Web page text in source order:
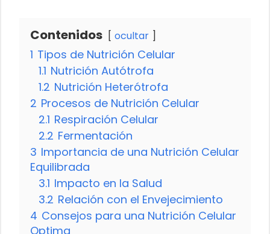
Contenidos ocultar
1 Tipos de Nutrición Celular
1.1 Nutrición Autótrofa
1.2 Nutrición Heterótrofa
2 Procesos de Nutrición Celular
2.1 Respiración Celular
2.2 Fermentación
3 Importancia de una Nutrición Celular
Equilibrada
3.1 Impacto en la Salud
3.2 Relación con el Envejecimiento
4 Consejos para una Nutrición Celular
Optima